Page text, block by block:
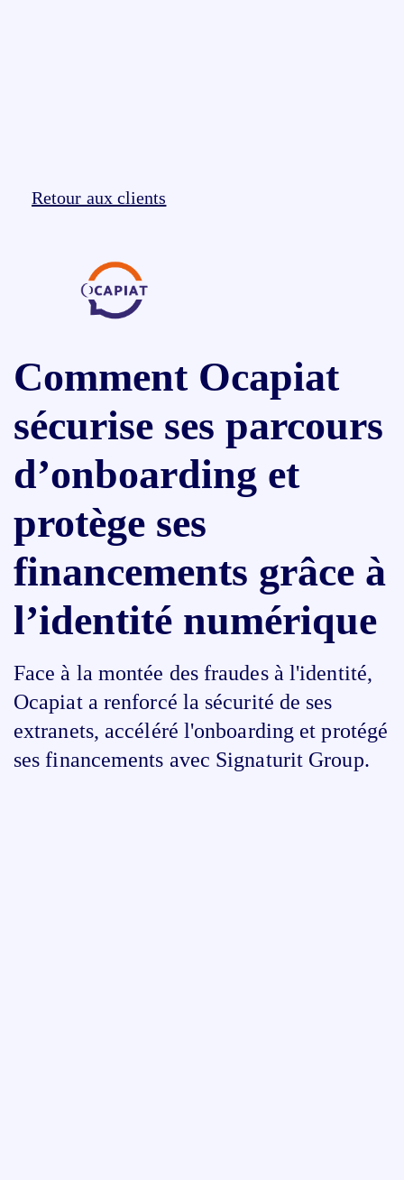
Retour aux clients
Comment Ocapiat
sécurise ses parcours
d’onboarding et
protège ses
financements grâce à
l’identité numérique
Face à la montée des fraudes à l'identité,
Ocapiat a renforcé la sécurité de ses
extranets, accéléré l'onboarding et protégé
ses financements avec Signaturit Group.